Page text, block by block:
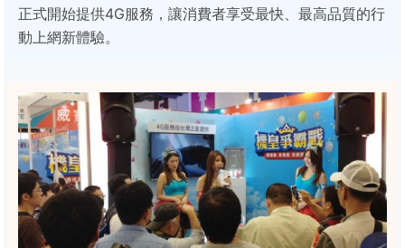
正式開始提供4G服務，讓消費者享受最快、最高品質的行
動上網新體驗。